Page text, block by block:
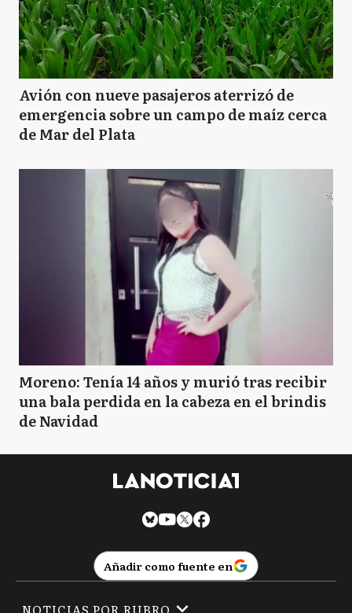
Avión con nueve pasajeros aterrizó de
emergencia sobre un campo de maíz cerca
de Mar del Plata
Moreno: Tenía 14 años y murió tras recibir
una bala perdida en la cabeza en el brindis
de Navidad
Añadir como fuente en
NOTICIAS POR RUBRO